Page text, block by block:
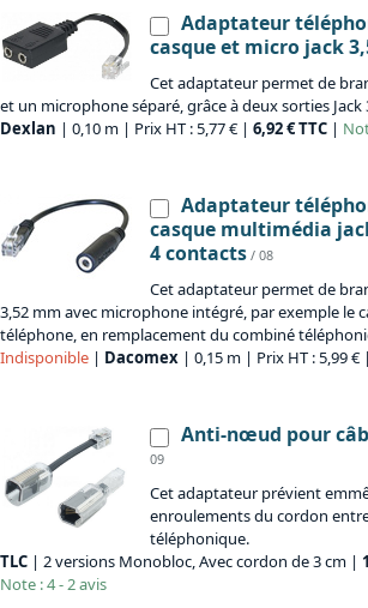
Adaptateur
casque et micro jack
Cet adaptateur permet de
et un microphone séparé, grâce à deux sorties Jack
Dexlan | 0,10 m | Prix HT : 5,77 € | 6,92 € TTC |
Adaptateur
casque multimédia
4 contacts / 08
Cet adaptateur permet de
3,52 mm avec microphone intégré, par exemple le
téléphone, en remplacement du combiné
Indisponible | Dacomex | 0,15 m | Prix HT : 5,99 € |
Anti-nœud pour
09
Cet adaptateur prévient
enroulements du cordon
téléphonique.
TLC | 2 versions Monobloc, Avec cordon de 3 cm |
Note : 4 - 2 avis